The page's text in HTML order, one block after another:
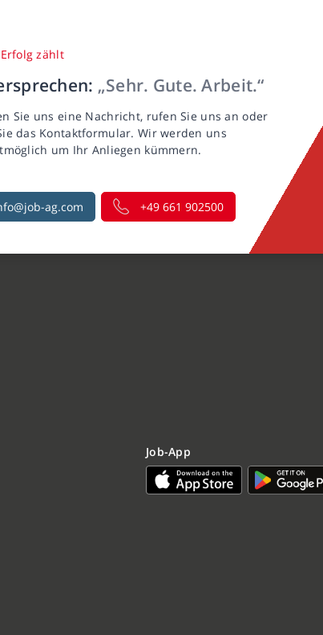
zählt
„Sehr. Gute. Arbeit.“
Sie uns eine Nachricht, rufen Sie uns an oder
das Kontaktformular. Wir werden uns
um Ihr Anliegen kümmern.
ag.com +49 661 902500
Job-App